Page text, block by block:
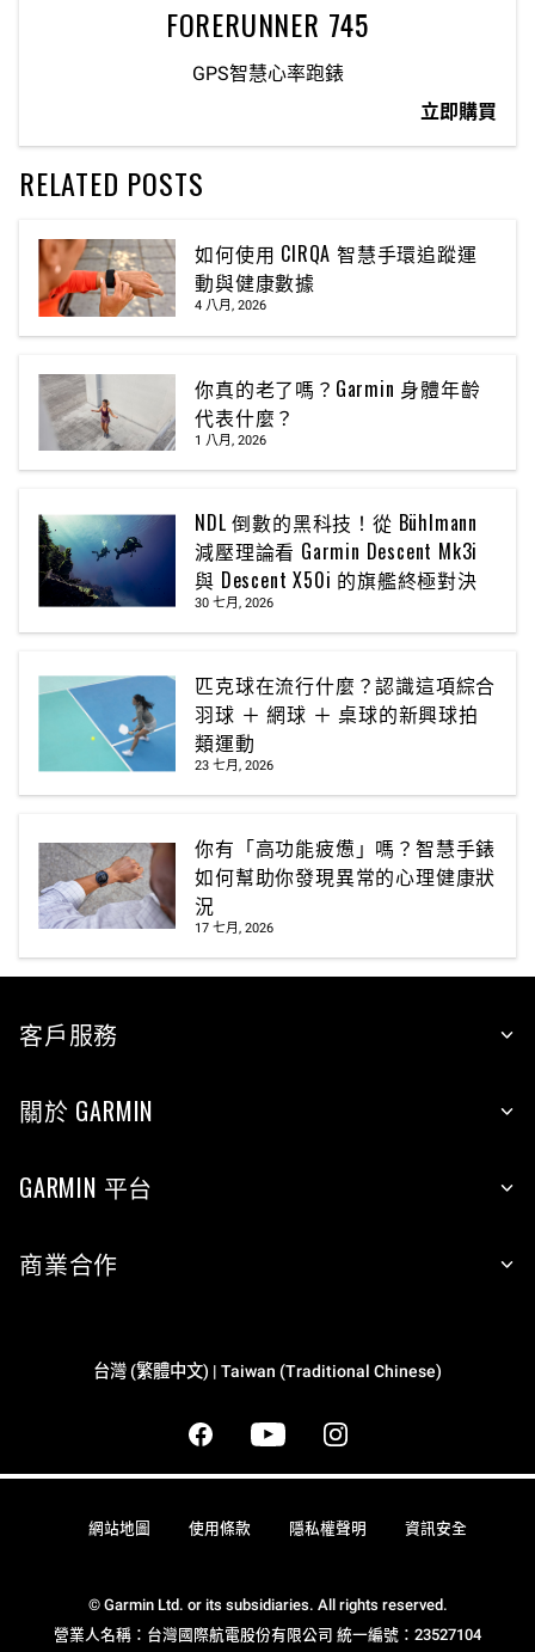
FORERUNNER 745
GPS智慧心率跑錶
立即購買
RELATED POSTS
如何使用 CIRQA 智慧手環追蹤運
動與健康數據
4 八月, 2026
你真的老了嗎？Garmin 身體年齡
代表什麼？
1 八月, 2026
NDL 倒數的黑科技！從 Bühlmann
減壓理論看 Garmin Descent Mk3i
與 Descent X50i 的旗艦終極對決
30 七月, 2026
匹克球在流行什麼？認識這項綜合
羽球 ＋ 網球 ＋ 桌球的新興球拍
類運動
23 七月, 2026
你有「高功能疲憊」嗎？智慧手錶
如何幫助你發現異常的心理健康狀
況
17 七月, 2026
客戶服務
關於 GARMIN
GARMIN 平台
商業合作
台灣 (繁體中文) | Taiwan (Traditional Chinese)
© Garmin Ltd. or its subsidiaries. All rights reserved.
營業人名稱：台灣國際航電股份有限公司 統一編號：23527104
網站地圖 使用條款 隱私權聲明 資訊安全